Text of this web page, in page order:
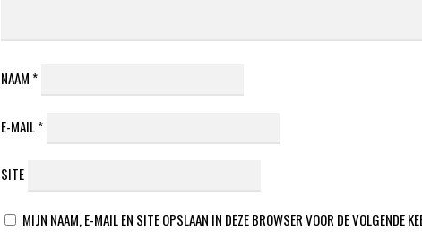
NAAM *
E-MAIL*
SITE
MIJN NAAM, E-MAIL EN SITE OPSLAAN IN DEZE BROWSER VOOR DE VOLGENDE